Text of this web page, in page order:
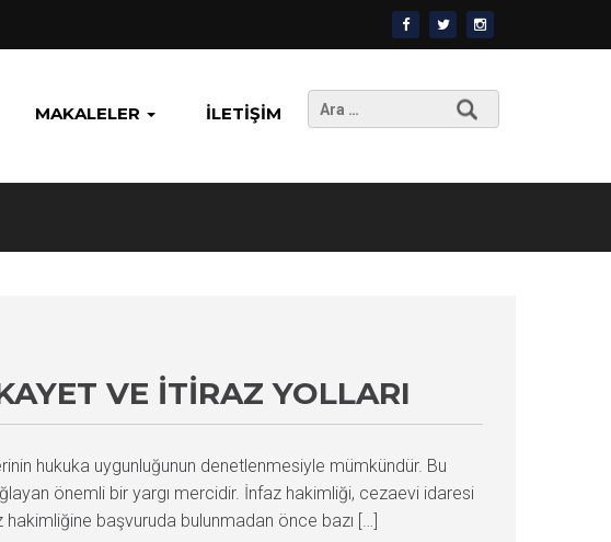
MAKALELER İLETIŞIM
Arama:
VE İTIRAZ YOLLARI
hukuka uygunluğunun denetlenmesiyle mümkündür. Bu
önemli bir yargı mercidir. İnfaz hakimliği, cezaevi idaresi
hakimliğine başvuruda bulunmadan önce bazı […]